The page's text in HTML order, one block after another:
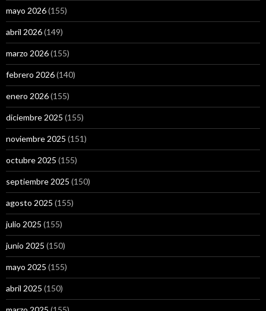
mayo 2026(155)
abril 2026(149)
marzo 2026(155)
febrero 2026(140)
enero 2026(155)
diciembre 2025 (155)
noviembre 2025 (151)
octubre 2025 (155)
septiembre 2025 (150)
agosto 2025 (155)
julio 2025 (155)
junio 2025 (150)
mayo 2025 (155)
abril 2025 (150)